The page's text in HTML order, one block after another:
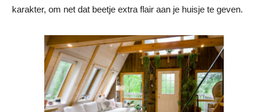
karakter, om net dat beetje extra flair aan je huisje te geven.